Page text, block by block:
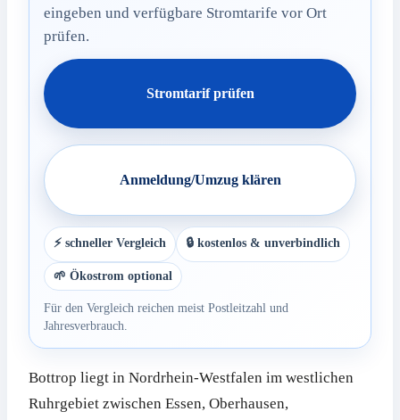
eingeben und verfügbare Stromtarife vor Ort
prüfen.
Stromtarif prüfen
Anmeldung/Umzug klären
⚡ schneller Vergleich 🔒 kostenlos & unverbindlich
🌱 Ökostrom optional
Für den Vergleich reichen meist Postleitzahl und
Jahresverbrauch.
Bottrop liegt in Nordrhein-Westfalen im westlichen
Ruhrgebiet zwischen Essen, Oberhausen,